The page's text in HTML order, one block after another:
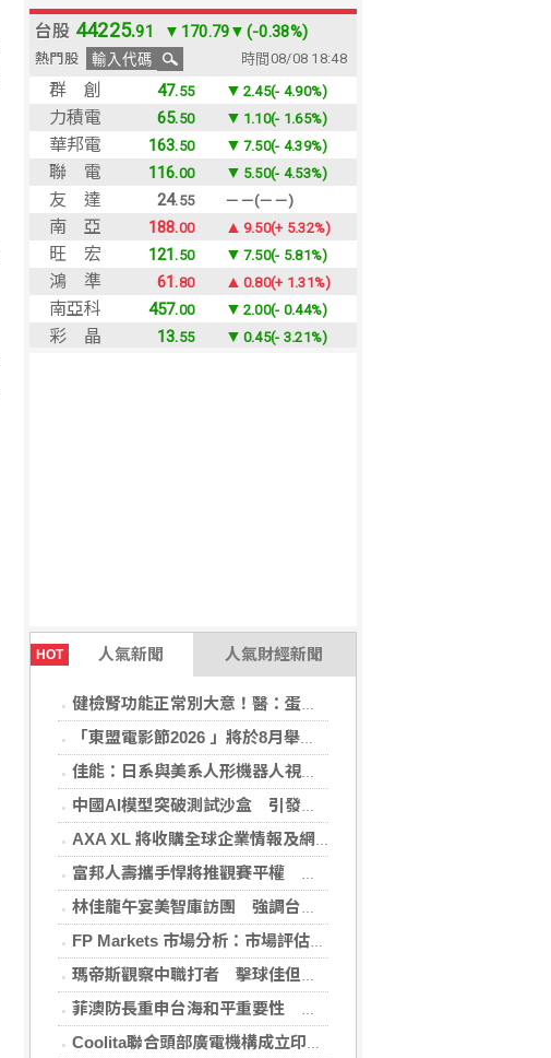
HOT 人氣新聞 人氣財經新聞
健檢腎功能正常別大意！醫：蛋白尿異常恐是洗腎警訊
「東盟電影節2026 」將於8月舉行 歷來最大規模 以電影連繫文化交流
佳能：日系與美系人形機器人視覺模組 下半年出貨
中國AI模型突破測試沙盒 引發資安風險疑慮
AXA XL 將收購全球企業情報及網絡安全顧問公司 S-RM
富邦人壽攜手悍將推觀賽平權 邀身障、親子看球
林佳龍午宴美智庫訪團 強調台灣是不可或缺夥伴
FP Markets 市場分析：市場評估下一步走勢，日圓再臨十字路口
瑪帝斯觀察中職打者 擊球佳但長打少「閃掉就好」
菲澳防長重申台海和平重要性 林佳龍表達肯定
Coolita聯合頭部廣電機構成立印尼首個FAST媒體聯盟